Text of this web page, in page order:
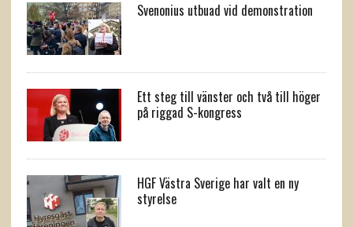
Svenonius utbuad vid demonstration
Ett steg till vänster och två till höger
på riggad S-kongress
HGF Västra Sverige har valt en ny
styrelse